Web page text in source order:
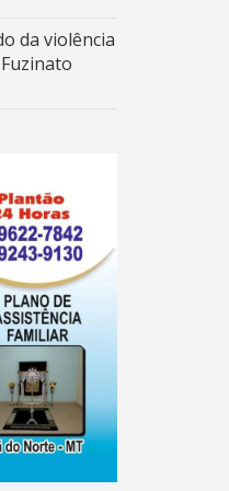
da violência